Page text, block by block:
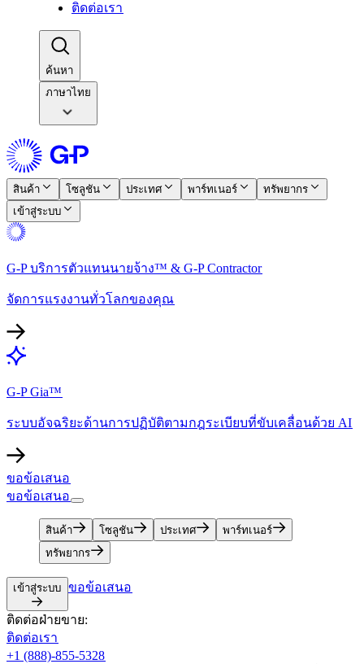
ติดต่อเรา​​
ค้นหา​​
ภาษาไทย
สินค้า​​ โซลูชัน​​ ประเทศ​​ พาร์ทเนอร์​​
ทรัพยากร​​
เข้าสู่ระบบ​​
G-P บริการตัวแทนนายจ้าง™ & G-P Contractor​​
จัดการแรงงานทั่วโลกของคุณ​​
G-P Gia™​​
ระบบอัจฉริยะด้านการปฏิบัติตามกฎระเบียบที่ขับเคลื่อนด้วย AI​​
ขอข้อเสนอ​​
ขอข้อเสนอ​​
สินค้า​​ โซลูชัน​​ ประเทศ​​
พาร์ทเนอร์​​
ทรัพยากร​​
เข้าสู่ระบบ​​ ขอข้อเสนอ​​
ติดต่อฝ่ายขาย:​​
ติดต่อเรา​​
+1 (888)-855-5328​​